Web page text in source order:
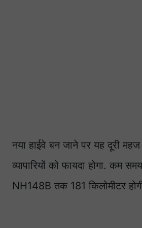
नया हाईवे बन जाने पर यह दूरी
व्यापारियों को फायदा होगा. कम
NH148B तक 181 किलोमीटर